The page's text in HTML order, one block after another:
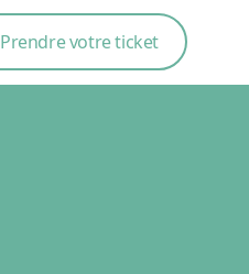
Prendre votre ticket